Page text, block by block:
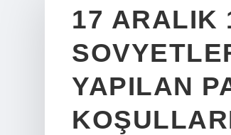
17 ARALIK
YAPILAN